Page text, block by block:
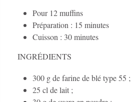
Pour 12 muffins
Préparation : 15 minutes
Cuisson : 30 minutes
INGRÉDIENTS
300 g de farine de blé type 55 ;
25 cl de lait ;